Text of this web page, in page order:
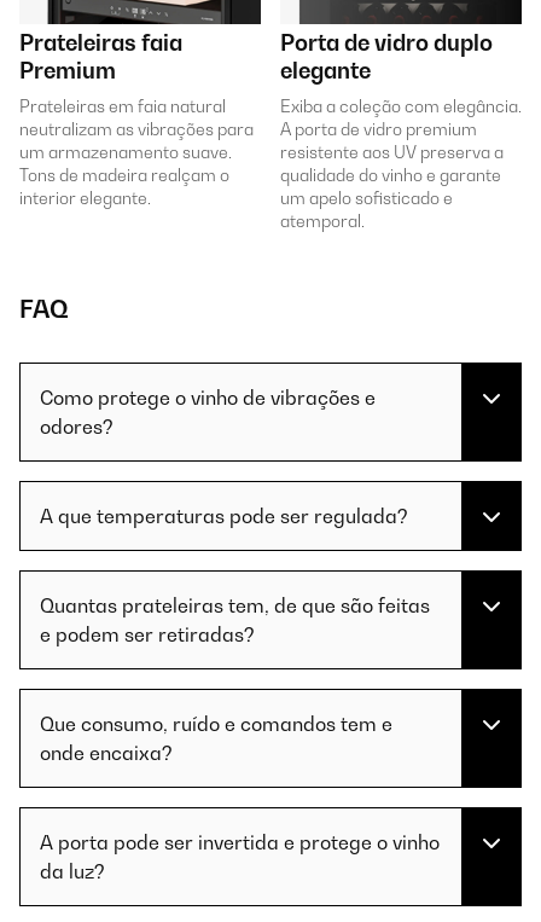
Prateleiras faia
Premium
Prateleiras em faia natural
neutralizam as vibrações para
um armazenamento suave.
Tons de madeira realçam o
interior elegante.
Porta de vidro duplo
elegante
Exiba a coleção com elegância.
A porta de vidro premium
resistente aos UV preserva a
qualidade do vinho e garante
um apelo sofisticado e
atemporal.
FAQ
Como protege o vinho de vibrações e
odores?
A que temperaturas pode ser regulada?
Quantas prateleiras tem, de que são feitas
e podem ser retiradas?
Que consumo, ruído e comandos tem e
onde encaixa?
A porta pode ser invertida e protege o vinho
da luz?